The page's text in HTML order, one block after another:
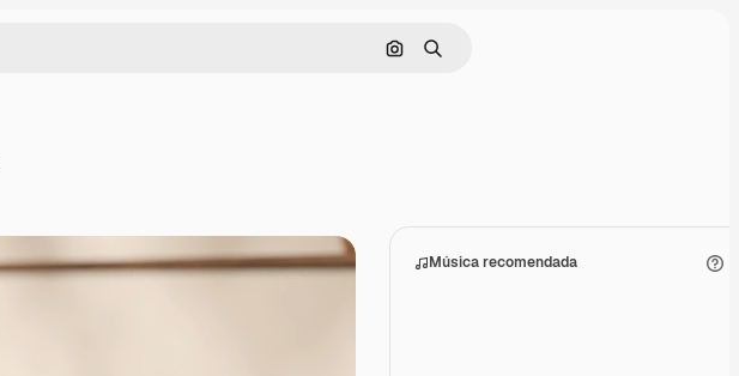
Buscar por imagen
Buscar
Música recomendada